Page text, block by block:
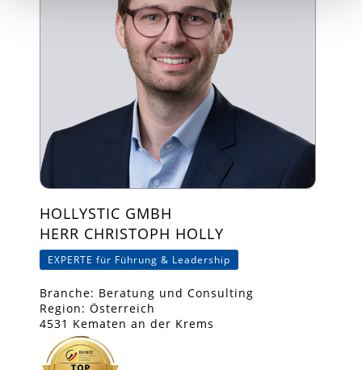
HOLLYSTIC GMBH
HERR CHRISTOPH HOLLY
EXPERTE für Führung & Leadership
Branche: Beratung und Consulting
Region: Österreich
4531 Kematen an der Krems